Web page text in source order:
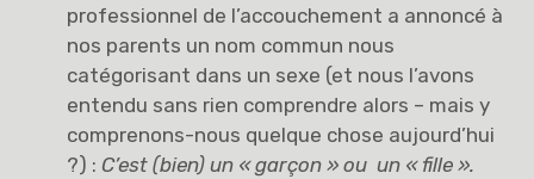
professionnel de l’accouchement a annoncé à
nos parents un nom commun nous
catégorisant dans un sexe (et nous l’avons
entendu sans rien comprendre alors – mais y
comprenons-nous quelque chose aujourd’hui
?) : C’est (bien) un « garçon » ou un « fille ».